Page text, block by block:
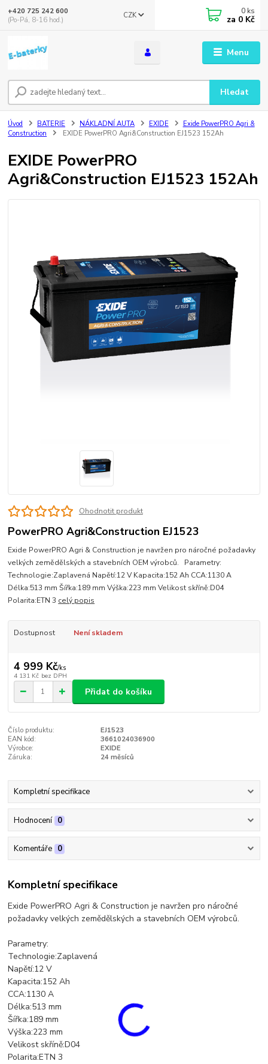
Menu
CZK
Hledat
+420 725 242 600
(Po-Pá, 8-16 hod.)
0 ks
za 0 Kč
Úvod BATERIE NÁKLADNÍ AUTA EXIDE
Exide PowerPRO Agri &
Construction
EXIDE PowerPRO Agri&Construction EJ1523 152Ah
EXIDE PowerPRO
Agri&Construction EJ1523 152Ah
Ohodnotit produkt
PowerPRO Agri&Construction EJ1523
Exide PowerPRO Agri & Construction je navržen pro náročné požadavky
velkých zemědělských a stavebních OEM výrobců. Parametry:
Technologie:Zaplavená Napětí:12 V Kapacita:152 Ah CCA:1130 A
Délka:513 mm Šířka:189 mm Výška:223 mm Velikost skříně:D04
Polarita:ETN 3 celý popis
Dostupnost Není skladem
4 999 Kč/ks
4 131 Kč bez DPH
Přidat do košíku
Číslo produktu:
EJ1523
EAN kód:
3661024036900
Výrobce:
EXIDE
Záruka:
24 měsíců
Kompletní specifikace
Hodnocení 0
Komentáře 0
Kompletní specifikace
Exide PowerPRO Agri & Construction je navržen pro náročné
požadavky velkých zemědělských a stavebních OEM výrobců.
Parametry:
Technologie:Zaplavená
Napětí:12 V
Kapacita:152 Ah
CCA:1130 A
Délka:513 mm
Šířka:189 mm
Výška:223 mm
Velikost skříně:D04
Polarita:ETN 3